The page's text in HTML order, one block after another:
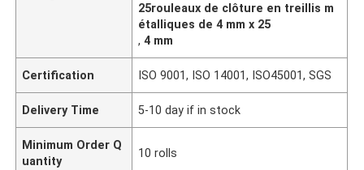
25rouleaux de clôture en treillis m
étalliques de 4 mm x 25
,4 mm
Certification ISO 9001, ISO 14001, ISO45001, SGS
Delivery Time 5-10 day if in stock
Minimum Order Q
uantity
10 rolls